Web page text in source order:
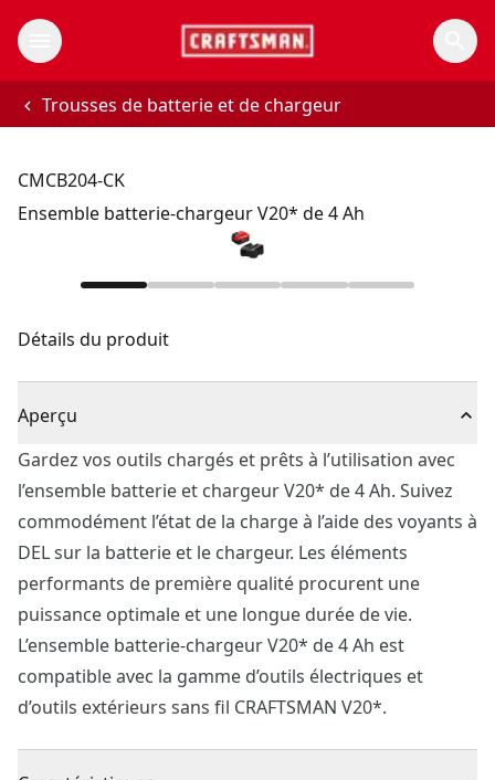
Trousses de batterie et de chargeur
CMCB204-CK
Ensemble batterie-chargeur V20* de 4 Ah
Détails du produit
Aperçu
Gardez vos outils chargés et prêts à l’utilisation avec
l’ensemble batterie et chargeur V20* de 4 Ah. Suivez
commodément l’état de la charge à l’aide des voyants à
DEL sur la batterie et le chargeur. Les éléments
performants de première qualité procurent une
puissance optimale et une longue durée de vie.
L’ensemble batterie-chargeur V20* de 4 Ah est
compatible avec la gamme d’outils électriques et
d’outils extérieurs sans fil CRAFTSMAN V20*.